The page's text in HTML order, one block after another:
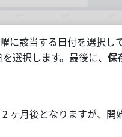
に該当する日付を選択し
選択します。最後に、 保
ヶ月後となりますが、開